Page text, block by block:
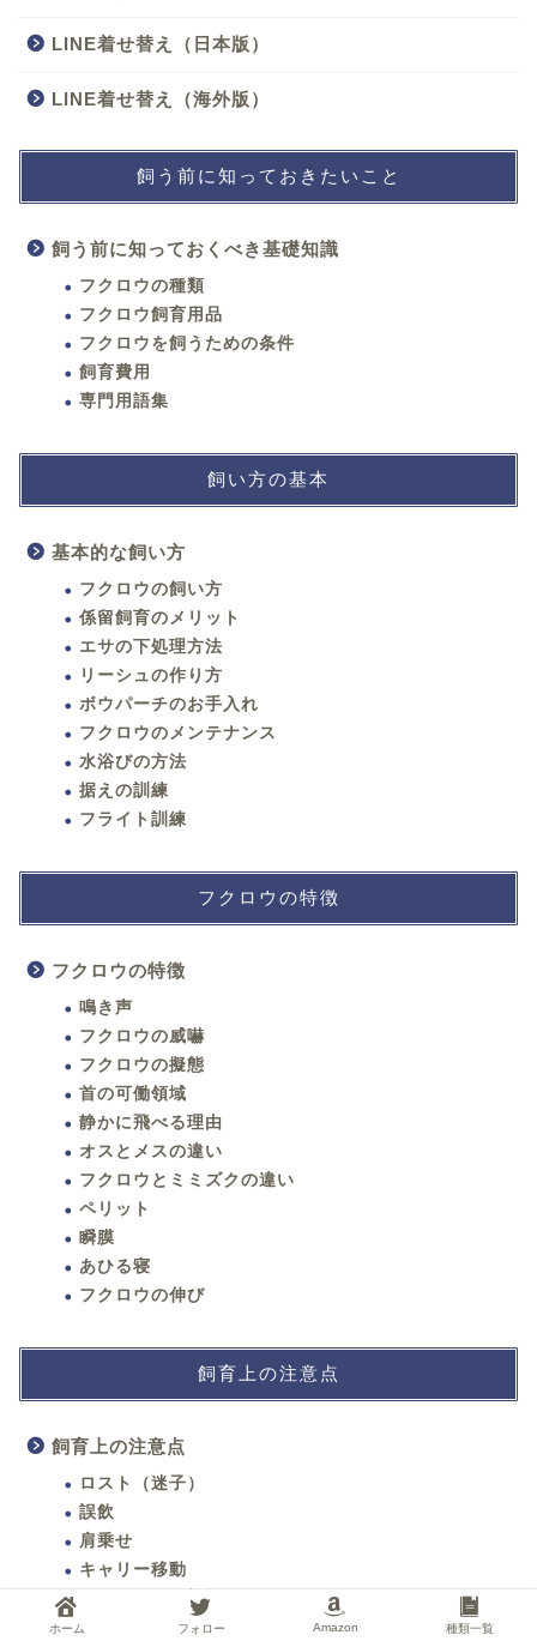
LINE着せ替え（日本版）
LINE着せ替え（海外版）
飼う前に知っておきたいこと
飼う前に知っておくべき基礎知識
フクロウの種類
フクロウ飼育用品
フクロウを飼うための条件
飼育費用
専門用語集
飼い方の基本
基本的な飼い方
フクロウの飼い方
係留飼育のメリット
エサの下処理方法
リーシュの作り方
ボウパーチのお手入れ
フクロウのメンテナンス
水浴びの方法
据えの訓練
フライト訓練
フクロウの特徴
フクロウの特徴
鳴き声
フクロウの威嚇
フクロウの擬態
首の可働領域
静かに飛べる理由
オスとメスの違い
フクロウとミミズクの違い
ペリット
瞬膜
あひる寝
フクロウの伸び
飼育上の注意点
飼育上の注意点
ロスト（迷子）
誤飲
肩乗せ
キャリー移動
カラスの集団襲撃
据え回し中の対人トラブル
ホーム フォロー Amazon 種類一覧